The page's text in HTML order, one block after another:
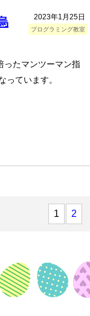
2023年1月25日
プログラミング教室
ったマンツーマン指
っています。
1 2